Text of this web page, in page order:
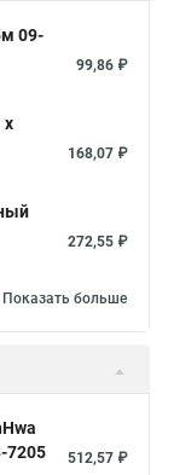
09-
99,86 ₽
х
168,07 ₽
272,55 ₽
Показать больше
7205
512,57 ₽